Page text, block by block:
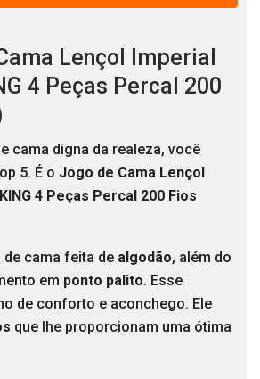
Lençol Imperial
4 Peças Percal 200
cama digna da realeza, você
5. É o Jogo de Cama Lençol
4 Peças Percal 200 Fios
de cama feita de algodão, além do
em ponto palito. Esse
de conforto e aconchego. Ele
que lhe proporcionam uma ótima